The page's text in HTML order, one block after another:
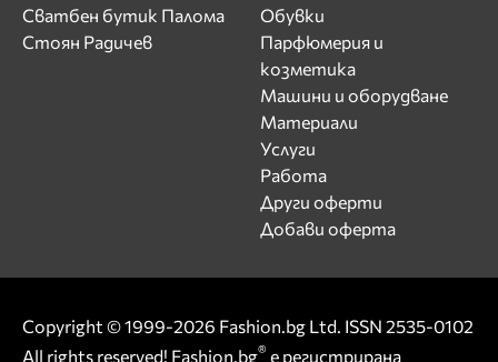
Сватбен бутик Палома
Стоян Радичев
Обувки
Парфюмерия и
козметика
Машини и оборудване
Материали
Услуги
Работа
Други оферти
Добави оферта
Copyright © 1999-2026 Fashion.bg Ltd. ISSN 2535-0102
All rights reserved! Fashion.bg® е регистрирана